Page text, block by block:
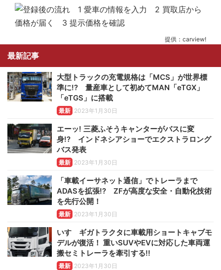
提供：carview!
最新記事
大型トラックの充電規格は「MCS」が世界標
準に!? 量産車として初めてMAN「eTGX」
「eTGS」に搭載
最新 2023年1月30日
エーッ! 三菱ふそうキャンターがバスに変
身!? インドネシアショーでエクストラロング
バス発表
最新 2023年1月30日
「車載イーサネット通信」でトレーラまで
ADASを拡張!? ZFが高度な安全・自動化技術
を先行公開！
最新 2023年1月30日
いすゞギガトラクタに車載用ショートキャブモ
デルが復活！ 重いSUVやEVに対応した車両運
搬セミトレーラを牽引する!!
最新 2023年1月30日